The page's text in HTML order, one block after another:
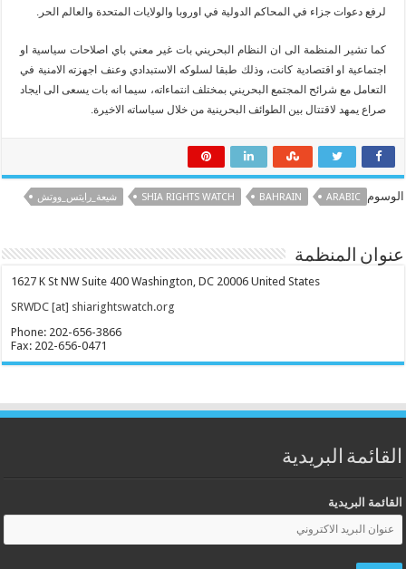
لرفع دعوات جزاء في المحاكم الدولية في اوروبا والولايات المتحدة والعالم الحر.
كما تشير المنظمة الى ان النظام البحريني بات غير معني باي اصلاحات سياسية او
اجتماعية او اقتصادية كانت، وذلك طبقا لسلوكه الاستبدادي وعنف اجهزته الامنية في
التعامل مع شرائح المجتمع البحريني بمختلف انتماءاته، سيما انه بات يسعى الى ايجاد
صراع يمهد لاقتتال بين الطوائف البحرينية من خلال سياساته الاخيرة.
الوسوم ARABIC
BAHRAIN
SHIA RIGHTS WATCH شيعة_رايتس_ووتش
عنوان المنظمة
1627 K St NW Suite 400 Washington, DC 20006 United States
SRWDC [at] shiarightswatch.org
Phone: 202-656-3866
Fax: 202-656-0471
القائمة البريدية
القائمة البريدية